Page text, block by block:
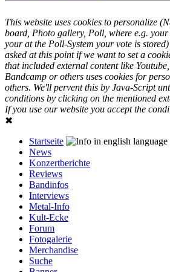
This website uses cookies to personalize
board, Photo gallery, Poll, where e.g.
your at the Poll-System your vote is
asked at this point if we want to set a
that included external content like
Bandcamp or others uses cookies for
others. We'll pervent this by Java-Script
conditions by clicking on the mentioned
If you use our website you accept the
✖
Startseite
News
Konzertberichte
Reviews
Bandinfos
Interviews
Metal-Info
Kult-Ecke
Forum
Fotogalerie
Merchandise
Suche